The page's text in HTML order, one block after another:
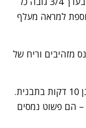
למראה מעלף
מזהיבים וריח של
מוציאים מהתנור ומניחים להצטנן 10 דקות בתבנית.
– הם פשוט נמסים